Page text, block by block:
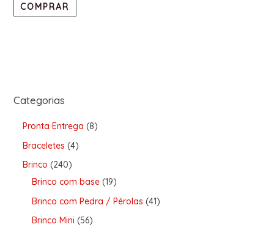
Categorias
Pronta Entrega 8
Braceletes 4
Brinco 240
Brinco com base 19
Brinco com Pedra / Pérolas 41
Brinco Mini 56
COMPRAR